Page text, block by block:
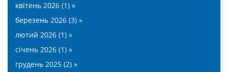
квітень 2026 (1) »
березень 2026 (3) »
лютий 2026 (1) »
січень 2026 (1) »
грудень 2025 (2) »